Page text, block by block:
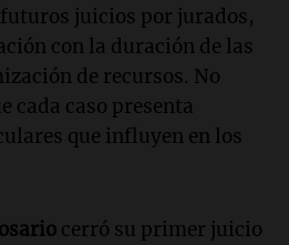
juicios por jurados,
con la duración de las
de recursos. No
cada caso presenta
que influyen en los
cerró su primer juicio